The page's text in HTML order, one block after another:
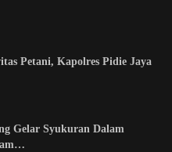
Petani, Kapolres Pidie Jaya
Gelar Syukuran Dalam